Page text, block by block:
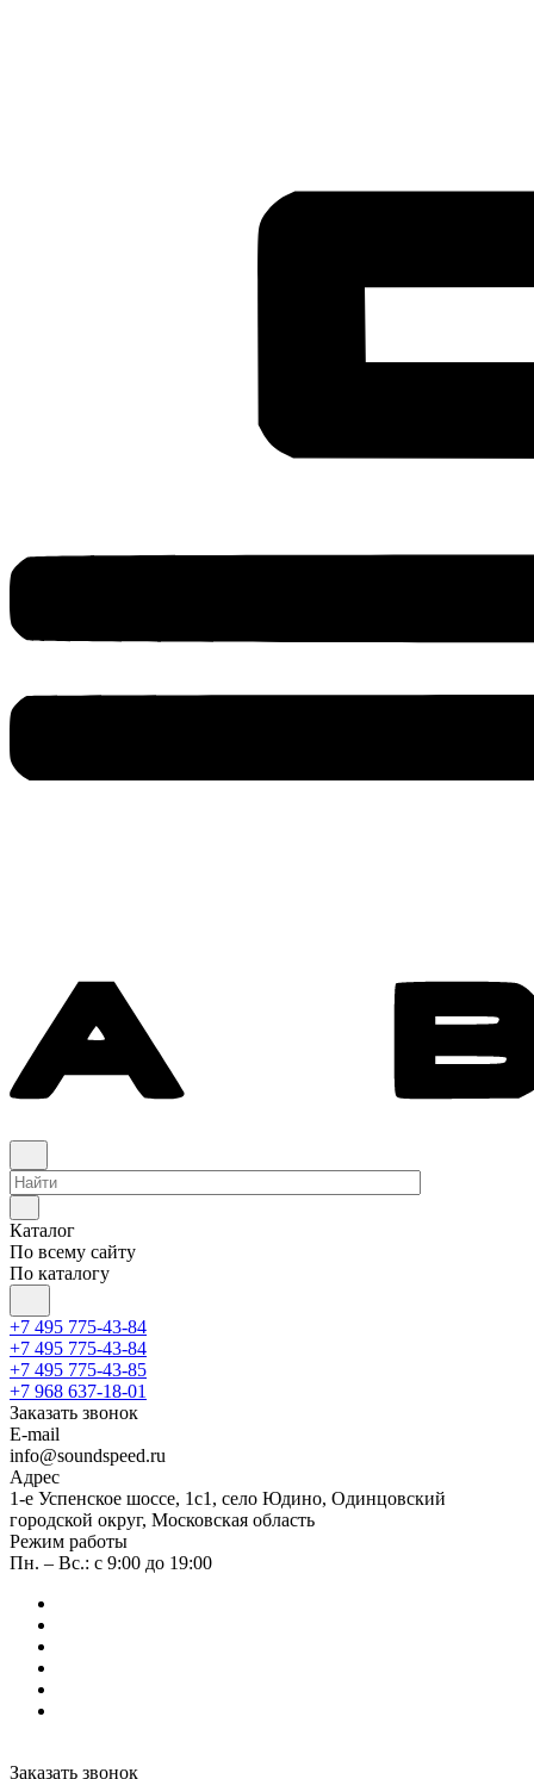
Каталог
По всему сайту
По каталогу
+7 495 775-43-84
+7 495 775-43-84
+7 495 775-43-85
+7 968 637-18-01
Заказать звонок
E-mail
info@soundspeed.ru
Адрес
1-е Успенское шоссе, 1с1, село Юдино, Одинцовский
городской округ, Московская область
Режим работы
Пн. – Вс.: с 9:00 до 19:00
Заказать звонок